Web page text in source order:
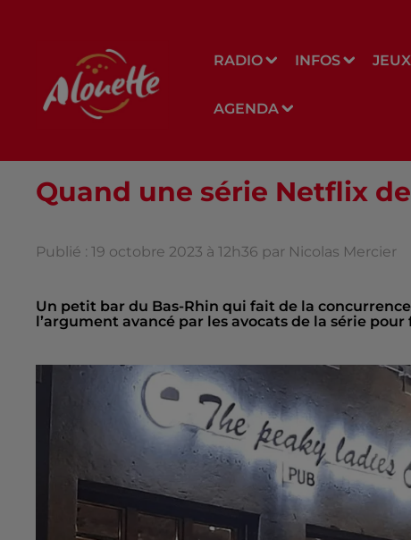
RADIO INFOS JEUX
AGENDA
Quand une série Netflix
Publié : 19 octobre 2023 à 12h36 par Nicolas Mercier
Un petit bar du Bas-Rhin qui fait de la
l’argument avancé par les avocats de la série